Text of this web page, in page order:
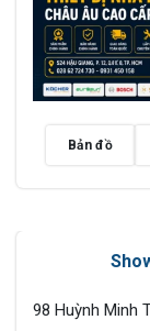
Bản đồ
98 Huỳnh Minh